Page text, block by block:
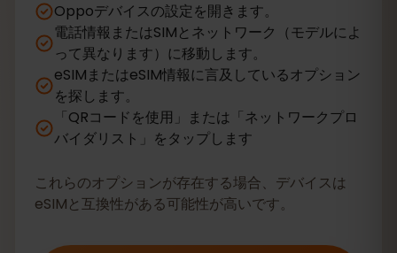
Oppoデバイスの設定を開きます。
電話情報またはSIMとネットワーク（モデルによ
って異なります）に移動します。
eSIMまたはeSIM情報に言及しているオプション
を探します。
「QRコードを使用」または「ネットワークプロ
バイダリスト」をタップします
これらのオプションが存在する場合、デバイスは
eSIMと互換性がある可能性が高いです。